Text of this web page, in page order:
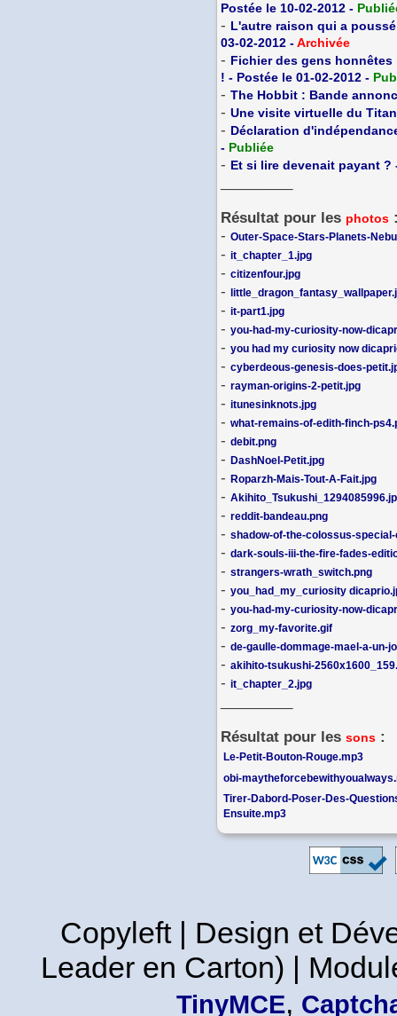
Postée le 10-02-2012 -
- L'autre raison qui a
03-02-2012 -Archivée
- Fichier des gens
! - Postée le 01-02-2012 -
- The Hobbit : Bande
- Une visite virtuelle du
- Déclaration
- Publiée
- Et si lire devenait payant ?
Résultat pour les photos
- Outer-Space-Stars-Planets-
- it_chapter_1.jpg
- citizenfour.jpg
-
- it-part1.jpg
- you-had-my-curiosity-now-
- you had my curiosity now
- cyberdeous-genesis-does-
- rayman-origins-2-petit.jpg
- itunesinknots.jpg
- what-remains-of-edith-finch-
- debit.png
- DashNoel-Petit.jpg
- Roparzh-Mais-Tout-A-Fait.jpg
-
- reddit-bandeau.png
- shadow-of-the-colossus-
- dark-souls-iii-the-fire-fades-
- strangers-wrath_switch.png
- you_had_my_curiosity
- you-had-my-curiosity-now-
- zorg_my-favorite.gif
- de-gaulle-dommage-mael-a-un-
- akihito-tsukushi-
- it_chapter_2.jpg
Résultat pour les sons :
Le-Petit-Bouton-Rouge.mp3
obi-
Tirer-Dabord-Poser-Des-
Ensuite.mp3
Copyleft | Design et
Leader en Carton) |
TinyMCE,